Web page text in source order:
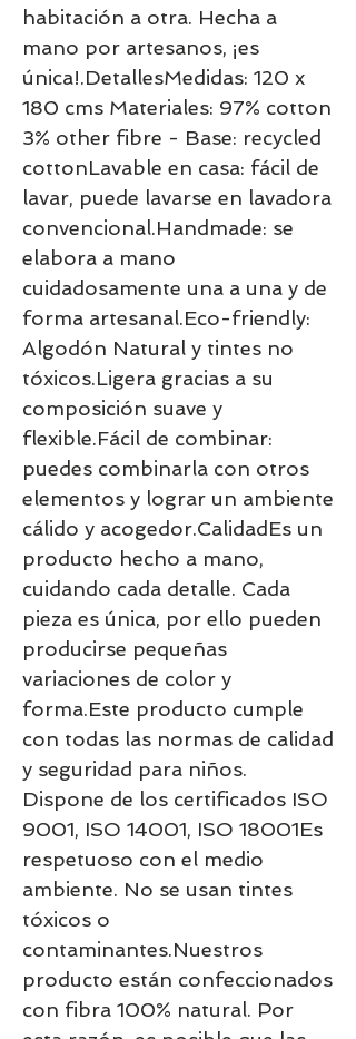
habitación a otra. Hecha a
mano por artesanos, ¡es
única!.DetallesMedidas: 120 x
180 cms Materiales: 97% cotton
3% other fibre - Base: recycled
cottonLavable en casa: fácil de
lavar, puede lavarse en lavadora
convencional.Handmade: se
elabora a mano
cuidadosamente una a una y de
forma artesanal.Eco-friendly:
Algodón Natural y tintes no
tóxicos.Ligera gracias a su
composición suave y
flexible.Fácil de combinar:
puedes combinarla con otros
elementos y lograr un ambiente
cálido y acogedor.CalidadEs un
producto hecho a mano,
cuidando cada detalle. Cada
pieza es única, por ello pueden
producirse pequeñas
variaciones de color y
forma.Este producto cumple
con todas las normas de calidad
y seguridad para niños.
Dispone de los certificados ISO
9001, ISO 14001, ISO 18001Es
respetuoso con el medio
ambiente. No se usan tintes
tóxicos o
contaminantes.Nuestros
producto están confeccionados
con fibra 100% natural. Por